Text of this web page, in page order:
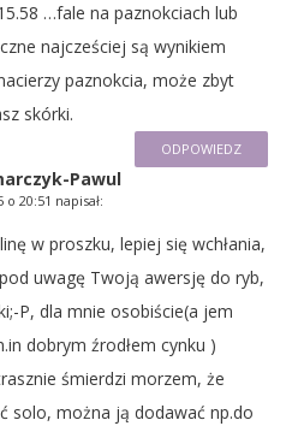
…fale na paznokciach lub
najcześciej są wynikiem
paznokcia, może zbyt
skórki.
ODPOWIEDZ
Pawul
o 20:51 napisał:
w proszku, lepiej się wchłania,
uwagę Twoją awersję do ryb,
P, dla mnie osobiście(a jem
dobrym źrodłem cynku )
śmierdzi morzem, że
solo, można ją dodawać np.do